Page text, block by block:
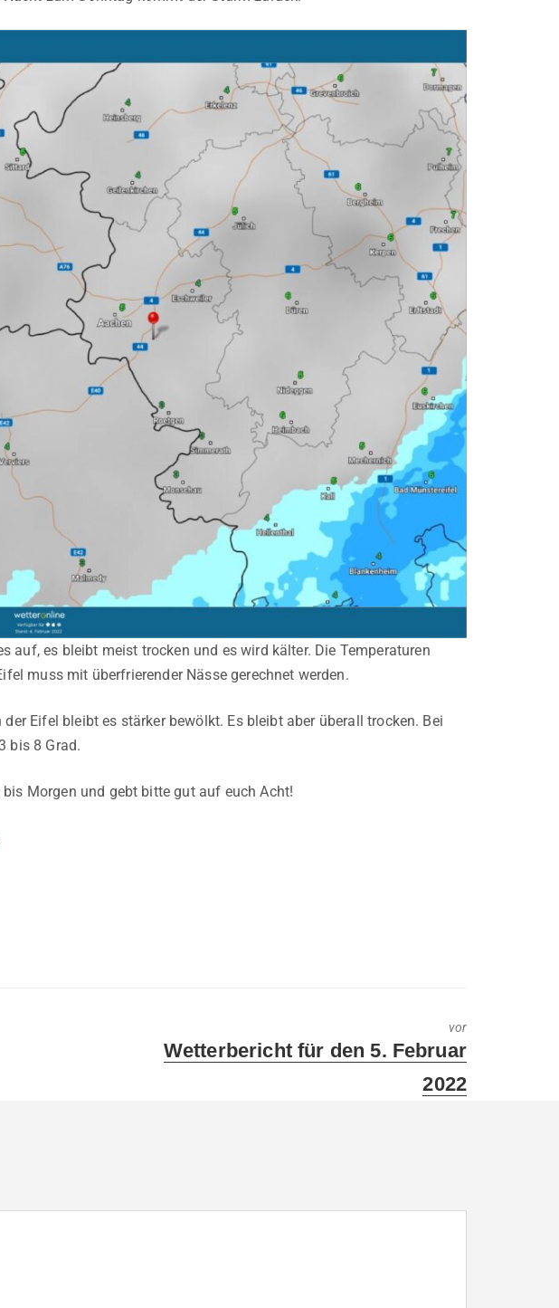
auf, es bleibt meist trocken und es wird kälter. Die Temperaturen
muss mit überfrierender Nässe gerechnet werden.
Eifel bleibt es stärker bewölkt. Es bleibt aber überall trocken. Bei
bis 8 Grad.
Morgen und gebt bitte gut auf euch Acht!
vor
Next
Wetterbericht für den 5. Februar
2022